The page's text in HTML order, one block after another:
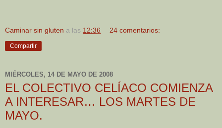
Caminar sin gluten a las 12:36 24 comentarios:
Compartir
MIÉRCOLES, 14 DE MAYO DE 2008
EL COLECTIVO CELÍACO COMIENZA
A INTERESAR… LOS MARTES DE
MAYO.